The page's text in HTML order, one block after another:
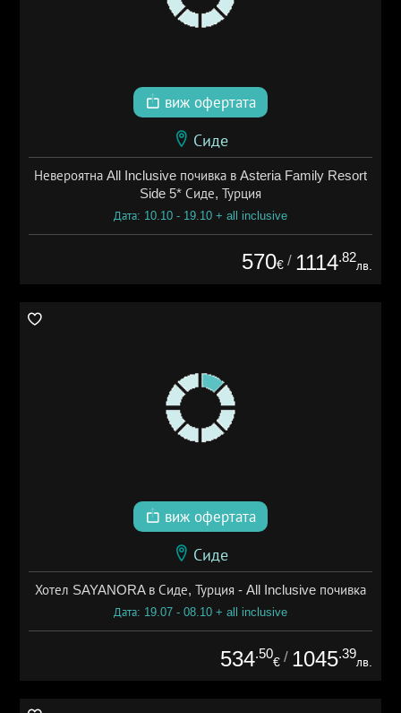
виж офертата
Сиде
Невероятна All Inclusive почивка в Asteria Family Resort
Side 5* Сиде, Турция
Дата: 10.10 - 19.10 + all inclusive
570€ / 1114.82
лв.
виж офертата
Сиде
Хотел SAYANORA в Сиде, Турция - All Inclusive почивка
Дата: 19.07 - 08.10 + all inclusive
534.50
€ / 1045.39
лв.